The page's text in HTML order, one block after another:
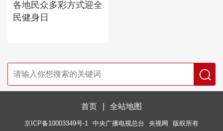
各地民众多彩方式迎全
民健身日
首页 全站地图
京ICP备10003349号-1 中央广播电视总台 央视网 版权所有